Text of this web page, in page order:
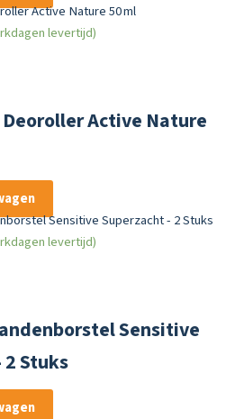
levertijd)
Active Nature
levertijd)
Sensitive
Stuks